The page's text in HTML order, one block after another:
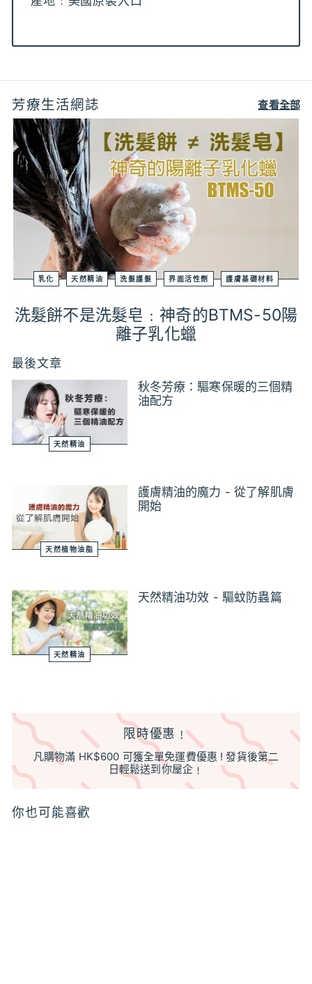
芳療生活網誌 查看全部
乳化 天然精油 洗髮護髮 界面活性劑 護膚基礎材料
洗髮餅不是洗髮皂﹕神奇的BTMS-50陽
離子乳化蠟
最後文章
天然精油
秋冬芳療：驅寒保暖的三個精
油配方
天然植物油脂
護膚精油的魔力 - 從了解肌膚
開始
天然精油
天然精油功效 - 驅蚊防蟲篇
限時優惠﹗
凡購物滿 HK$600 可獲全單免運費優惠 ! 發貨後第二
日輕鬆送到你屋企﹗
你也可能喜歡